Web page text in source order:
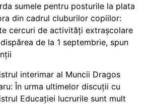
sumele pentru posturile la plata
din cadrul cluburilor copiilor:
cercuri de activități extrașcolare
de la 1 septembrie, spun
interimar al Muncii Dragos
În urma ultimelor discuții cu
Educației lucrurile sunt mult